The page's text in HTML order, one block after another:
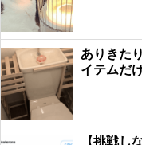
ありきた
イテムだ
【挑戦